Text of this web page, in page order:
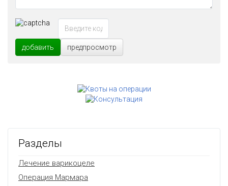
добавить предпросмотр
Разделы
Лечение варикоцеле
Операция Мармара